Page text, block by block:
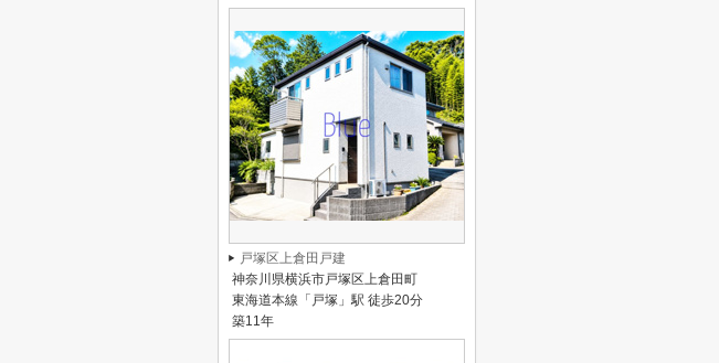
戸塚区上倉田戸建
神奈川県横浜市戸塚区上倉田町
東海道本線「戸塚」駅 徒歩20分
築11年